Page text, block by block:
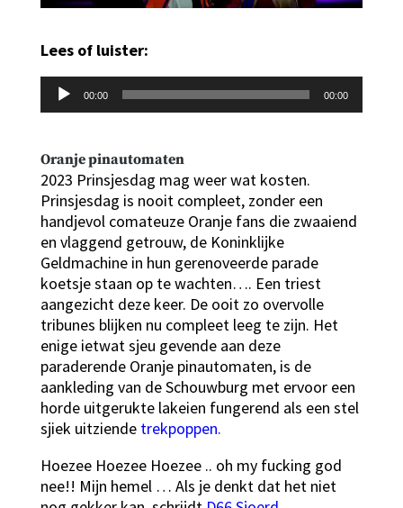
Lees of luister:
Audiospeler
00:00 00:00
Oranje pinautomaten
2023 Prinsjesdag mag weer wat kosten.
Prinsjesdag is nooit compleet, zonder een
handjevol comateuze Oranje fans die zwaaiend
en vlaggend getrouw, de Koninklijke
Geldmachine in hun gerenoveerde parade
koetsje staan op te wachten…. Een triest
aangezicht deze keer. De ooit zo overvolle
tribunes blijken nu compleet leeg te zijn. Het
enige ietwat sjeu gevende aan deze
paraderende Oranje pinautomaten, is de
aankleding van de Schouwburg met ervoor een
horde uitgerukte lakeien fungerend als een stel
sjiek uitziende trekpoppen.
Hoezee Hoezee Hoezee .. oh my fucking god
nee!! Mijn hemel … Als je denkt dat het niet